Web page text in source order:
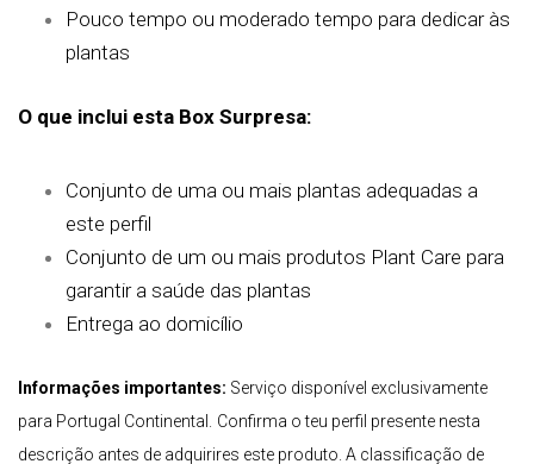
Pouco tempo ou moderado tempo para dedicar às
plantas
O que inclui esta Box Surpresa:
Conjunto de uma ou mais plantas adequadas a
este perfil
Conjunto de um ou mais produtos Plant Care para
garantir a saúde das plantas
Entrega ao domicílio
Informações importantes: Serviço disponível exclusivamente
para Portugal Continental.
Confirma o teu perfil presente nesta
descrição antes de adquirires este produto. A classificação de